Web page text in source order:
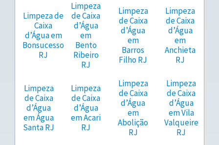
Limpeza de
Caixa
d’Água em
Bonsucesso
RJ
Limpeza
de Caixa
d’Água
em
Bento
Ribeiro
RJ
Limpeza
de Caixa
d’Água
em
Barros
Filho RJ
Limpeza
de Caixa
d’Água
em
Anchieta
RJ
Limpeza
de Caixa
d’Água
em Água
Santa RJ
Limpeza
de Caixa
d’Água
em Acari
RJ
Limpeza
de Caixa
d’Água
em
Abolição
RJ
Limpeza
de Caixa
d’Água
em Vila
Valqueire
RJ